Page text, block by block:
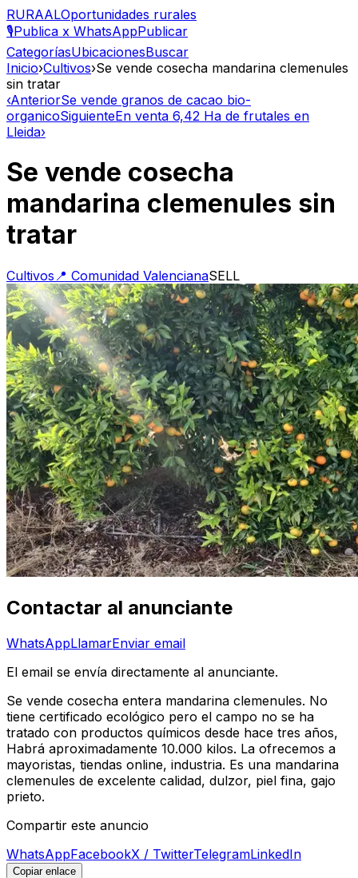
RURAALOportunidades rurales
🎙️Publica x WhatsAppPublicar
CategoríasUbicacionesBuscar
Inicio›Cultivos›Se vende cosecha mandarina clemenules
sin tratar
‹AnteriorSe vende granos de cacao bio-
organicoSiguienteEn venta 6,42 Ha de frutales en
Lleida›
Se vende cosecha
mandarina clemenules sin
tratar
Cultivos 📍 Comunidad ValencianaSELL
Contactar al anunciante
WhatsAppLlamarEnviar email
El email se envía directamente al anunciante.
Se vende cosecha entera mandarina clemenules. No
tiene certificado ecológico pero el campo no se ha
tratado con productos químicos desde hace tres años,
Habrá aproximadamente 10.000 kilos. La ofrecemos a
mayoristas, tiendas online, industria. Es una mandarina
clemenules de excelente calidad, dulzor, piel fina, gajo
prieto.
Compartir este anuncio
WhatsAppFacebookX / TwitterTelegramLinkedIn
Copiar enlace